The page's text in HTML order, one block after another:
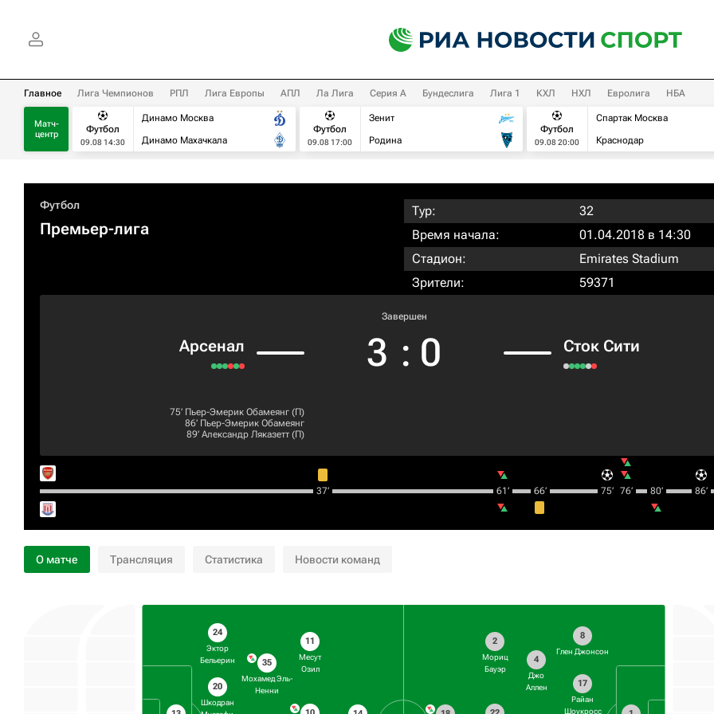
Главное Лига Чемпионов РПЛ Лига Европы АПЛ Ла Лига Серия А Бундеслига Лига 1 КХЛ НХЛ Евролига НБА
Матч-
центр
Футбол
09.08 14:30
Динамо Москва
Динамо Махачкала
Футбол
09.08 17:00
Зенит
Родина
Футбол
09.08 20:00
Спартак Москва
Краснодар
Футбол
Премьер-лига
Тур:
32
Время начала:
01.04.2018 в 14:30
Стадион:
Emirates Stadium
Зрители:
59371
Арсенал
Завершен
3 : 0 Сток Сити
75‎’‎ Пьер-Эмерик Обамеянг (П)
86‎’‎ Пьер-Эмерик Обамеянг
89‎’‎ Александр Ляказетт (П)
37‎’‎ 61‎’‎ 66‎’‎ 75‎’‎ 76‎’‎ 80‎’‎ 86‎’‎
О матче Трансляция Статистика Новости команд
24
Эктор
Бельерин
20
Шкодран
35
Мохамед Эль-
Ненни
11
Месут
Озил
8
Глен Джонсон
17
Райан
Шоукросс
4
Джо
Аллен
2
Мориц
Бауэр